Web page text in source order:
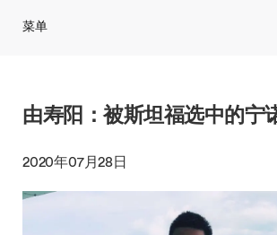
菜单
由寿阳：被斯坦福选中的宁
2020年07月28日